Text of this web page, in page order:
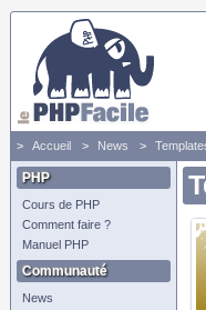
Accueil News
PHP
Cours de PHP
Comment faire ?
Manuel PHP
Communauté
News